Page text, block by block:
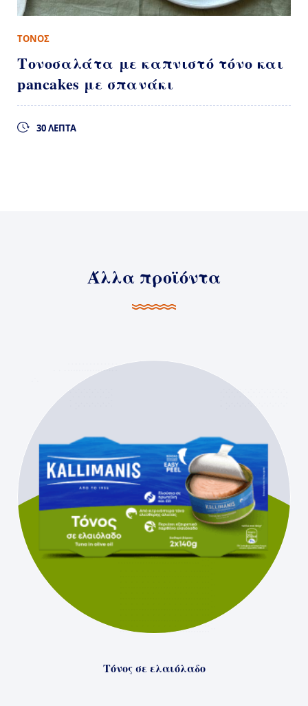
ΤΟΝΟΣ
Τονοσαλάτα με καπνιστό τόνο και
pancakes με σπανάκι
30 ΛΕΠΤΑ
Άλλα προϊόντα
Τόνος σε ελαιόλαδο